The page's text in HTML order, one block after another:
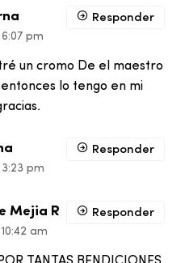
pm
un cromo De el maestro
lo tengo en mi
Responder
pm
Responder
Mejia R
am
Responder